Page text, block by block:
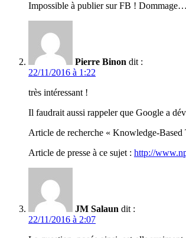
Impossible à publier sur FB ! Dommage…
Pierre Binon dit :
22/11/2016 à 1:22
très intéressant !
Il faudrait aussi rappeler que Google a
Article de recherche « Knowledge-
Article de presse à ce sujet : http://
JM Salaun dit :
22/11/2016 à 2:07